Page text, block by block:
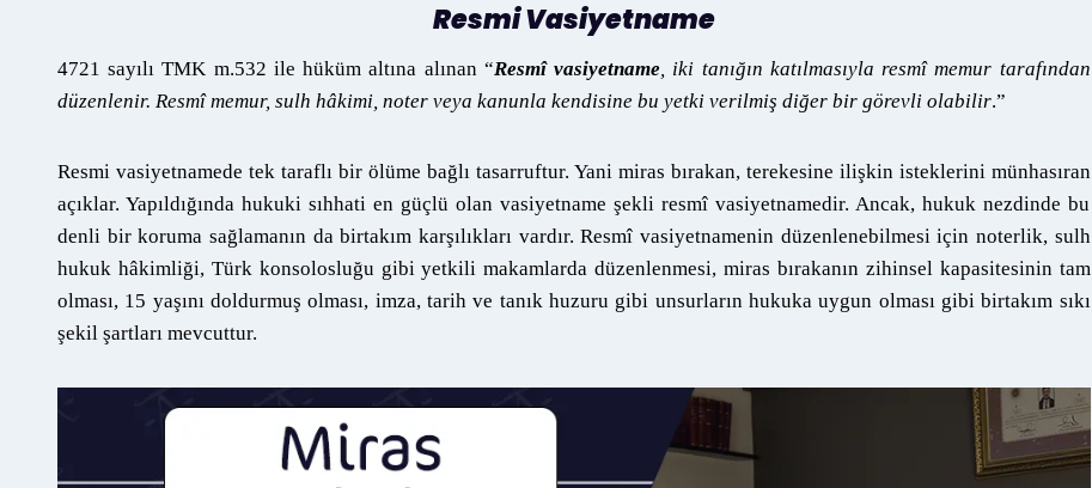
Resmi Vasiyetname
4721 sayılı TMK m.532 ile hüküm altına alınan “Resmî vasiyetname, iki tanığın katılmasıyla resmî memur tarafından
düzenlenir. Resmî memur, sulh hâkimi, noter veya kanunla kendisine bu yetki verilmiş diğer bir görevli olabilir.”
Resmi vasiyetnamede tek taraflı bir ölüme bağlı tasarruftur. Yani miras bırakan, terekesine ilişkin isteklerini münhasıran
açıklar. Yapıldığında hukuki sıhhati en güçlü olan vasiyetname şekli resmî vasiyetnamedir. Ancak, hukuk nezdinde bu
denli bir koruma sağlamanın da birtakım karşılıkları vardır. Resmî vasiyetnamenin düzenlenebilmesi için noterlik, sulh
hukuk hâkimliği, Türk konsolosluğu gibi yetkili makamlarda düzenlenmesi, miras bırakanın zihinsel kapasitesinin tam
olması, 15 yaşını doldurmuş olması, imza, tarih ve tanık huzuru gibi unsurların hukuka uygun olması gibi birtakım sıkı
şekil şartları mevcuttur.